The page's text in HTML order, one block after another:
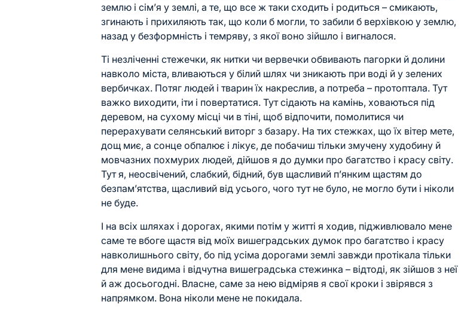
землю і сім’я у землі, а те, що все ж таки сходить і родиться – смикають,
згинають і прихиляють так, що коли б могли, то забили б верхівкою у землю,
назад у безформність і темряву, з якої воно зійшло і вигналося.
Ті незліченні стежечки, як нитки чи вервечки обвивають пагорки й долини
навколо міста, вливаються у білий шлях чи зникають при воді й у зелених
вербичках. Потяг людей і тварин їх накреслив, а потреба – протоптала. Тут
важко виходити, іти і повертатися. Тут сідають на камінь, ховаються під
деревом, на сухому місці чи в тіні, щоб відпочити, помолитися чи
перерахувати селянський виторг з базару. На тих стежках, що їх вітер мете,
дощ миє, а сонце обпалює і лікує, де побачиш тільки змучену худобину й
мовчазних похмурих людей, дійшов я до думки про багатство і красу світу.
Тут я, неосвічений, слабкий, бідний, був щасливий п’янким щастям до
безпам’ятства, щасливий від усього, чого тут не було, не могло бути і ніколи
не буде.
І на всіх шляхах і дорогах, якими потім у житті я ходив, підживлювало мене
саме те вбоге щастя від моїх вишеградських думок про багатство і красу
навколишнього світу, бо під усіма дорогами землі завжди протікала тільки
для мене видима і відчутна вишеградська стежинка – відтоді, як зійшов з неї
й аж досьогодні. Власне, саме за нею відміряв я свої кроки і звірявся з
напрямком. Вона ніколи мене не покидала.